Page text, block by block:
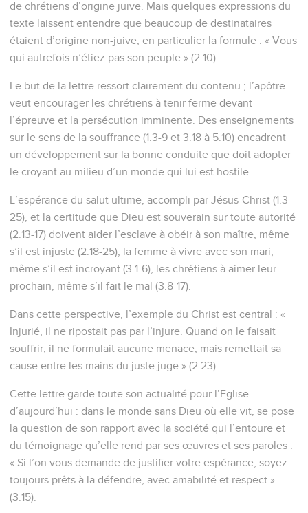
de chrétiens d’origine juive. Mais quelques expressions du
texte laissent entendre que beaucoup de destinataires
étaient d’origine non-juive, en particulier la formule : « Vous
qui autrefois n’étiez pas son peuple » (2.10).
Le but de la lettre ressort clairement du contenu ; l’apôtre
veut encourager les chrétiens à tenir ferme devant
l’épreuve et la persécution imminente. Des enseignements
sur le sens de la souffrance (1.3-9 et 3.18 à 5.10) encadrent
un développement sur la bonne conduite que doit adopter
le croyant au milieu d’un monde qui lui est hostile.
L’espérance du salut ultime, accompli par Jésus-Christ (1.3-
25), et la certitude que Dieu est souverain sur toute autorité
(2.13-17) doivent aider l’esclave à obéir à son maître, même
s’il est injuste (2.18-25), la femme à vivre avec son mari,
même s’il est incroyant (3.1-6), les chrétiens à aimer leur
prochain, même s’il fait le mal (3.8-17).
Dans cette perspective, l’exemple du Christ est central : «
Injurié, il ne ripostait pas par l’injure. Quand on le faisait
souffrir, il ne formulait aucune menace, mais remettait sa
cause entre les mains du juste juge » (2.23).
Cette lettre garde toute son actualité pour l’Eglise
d’aujourd’hui : dans le monde sans Dieu où elle vit, se pose
la question de son rapport avec la société qui l’entoure et
du témoignage qu’elle rend par ses œuvres et ses paroles :
« Si l’on vous demande de justifier votre espérance, soyez
toujours prêts à la défendre, avec amabilité et respect »
(3.15).